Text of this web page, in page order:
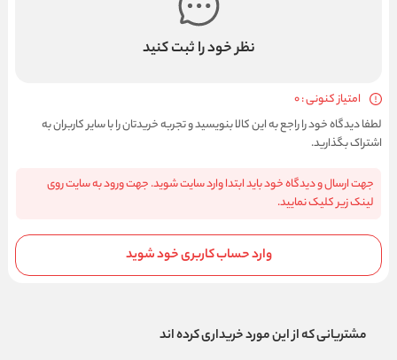
نظر خود را ثبت کنید
امتیاز کنونی : 0
لطفا دیدگاه خود را راجع به این کالا بنویسید و تجربه خریدتان را با سایر کاربران به
اشتراک بگذارید.
جهت ارسال و دیدگاه خود باید ابتدا وارد سایت شوید. جهت ورود به سایت روی
لینک زیر کلیک نمایید.
وارد حساب کاربری خود شوید
مشتریانی که از این مورد خریداری کرده اند